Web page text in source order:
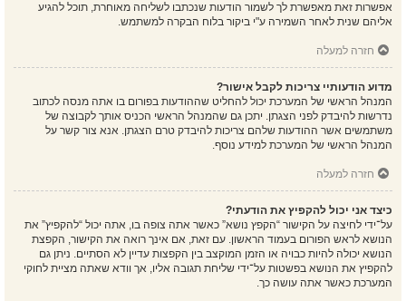
אפשרות זאת מאפשרת לך לשמור הודעות שנכתבו לשליחה מאוחרת, תוכל להגיע
אליהם שנית לאחר השמירה ע"י ביקור בלוח הבקרה למשתמש.
חזרה למעלה
מדוע הודעותיי צריכות לקבל אישור?
המנהל הראשי של המערכת יכול להחליט שההודעות בפורום בו אתה מנסה לכתוב
נדרשות להיבדק לפני הצגתן. יתכן גם שהמנהל הראשי הכניס אותך לקבוצה של
משתמשים אשר ההודעות שלהם צריכות להיבדק טרם הצגתן. אנא צור קשר על
המנהל הראשי של המערכת למידע נוסף.
חזרה למעלה
כיצד אני יכול להקפיץ את הודעתי?
על־ידי לחיצה על הקישור “הקפץ נושא” כאשר אתה צופה בו, אתה יכול “להקפיץ” את
הנושא לראש הפורום בעמוד הראשון. עם זאת, אם אינך רואה את הקישור, הקפצת
הנושא יכולה להיות כבויה או הזמן המוקצב בין הקפצות עדיין לא הסתיים. ניתן גם
להקפיץ את הנושא בפשטות על־ידי שליחת תגובה אליו, אך וודא שאתה מציית לחוקי
המערכת כאשר אתה עושה כך.